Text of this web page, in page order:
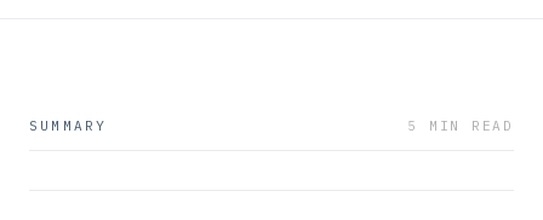
SUMMARY 5 MIN READ